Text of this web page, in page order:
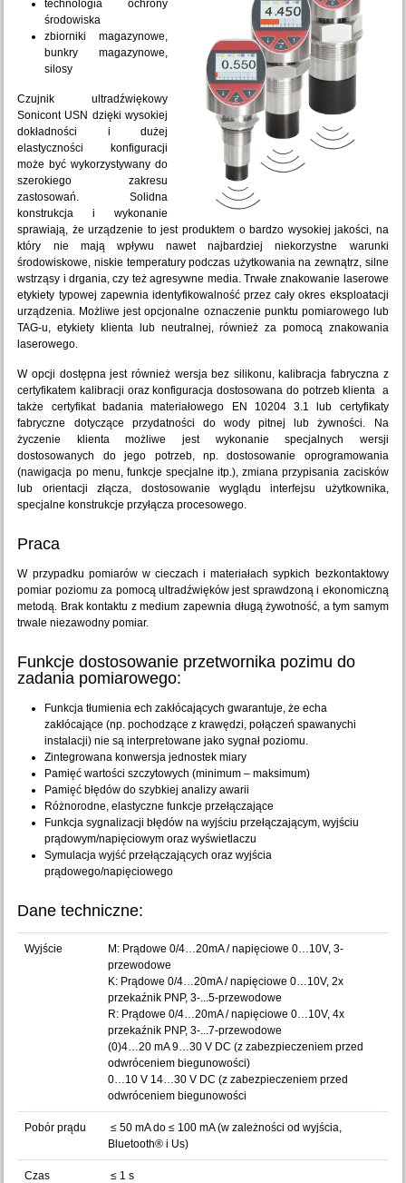
technologia ochrony
środowiska
zbiorniki magazynowe,
bunkry magazynowe,
silosy
Czujnik ultradźwiękowy
Sonicont USN dzięki wysokiej
dokładności i dużej
elastyczności konfiguracji
może być wykorzystywany do
szerokiego zakresu
zastosowań. Solidna
konstrukcja i wykonanie
sprawiają, że urządzenie to jest produktem o bardzo wysokiej jakości, na
który nie mają wpływu nawet najbardziej niekorzystne warunki
środowiskowe, niskie temperatury podczas użytkowania na zewnątrz, silne
wstrząsy i drgania, czy też agresywne media. Trwałe znakowanie laserowe
etykiety typowej zapewnia identyfikowalność przez cały okres eksploatacji
urządzenia. Możliwe jest opcjonalne oznaczenie punktu pomiarowego lub
TAG-u, etykiety klienta lub neutralnej, również za pomocą znakowania
laserowego.
W opcji dostępna jest również wersja bez silikonu, kalibracja fabryczna z
certyfikatem kalibracji oraz konfiguracja dostosowana do potrzeb klienta a
także certyfikat badania materiałowego EN 10204 3.1 lub certyfikaty
fabryczne dotyczące przydatności do wody pitnej lub żywności. Na
życzenie klienta możliwe jest wykonanie specjalnych wersji
dostosowanych do jego potrzeb, np. dostosowanie oprogramowania
(nawigacja po menu, funkcje specjalne itp.), zmiana przypisania zacisków
lub orientacji złącza, dostosowanie wyglądu interfejsu użytkownika,
specjalne konstrukcje przyłącza procesowego.
Praca
W przypadku pomiarów w cieczach i materiałach sypkich bezkontaktowy
pomiar poziomu za pomocą ultradźwięków jest sprawdzoną i ekonomiczną
metodą. Brak kontaktu z medium zapewnia długą żywotność, a tym samym
trwale niezawodny pomiar.
Funkcje dostosowanie przetwornika pozimu do
zadania pomiarowego:
Funkcja tłumienia ech zakłócających gwarantuje, że echa
zakłócające (np. pochodzące z krawędzi, połączeń spawanychi
instalacji) nie są interpretowane jako sygnał poziomu.
Zintegrowana konwersja jednostek miary
Pamięć wartości szczytowych (minimum – maksimum)
Pamięć błędów do szybkiej analizy awarii
Różnorodne, elastyczne funkcje przełączające
Funkcja sygnalizacji błędów na wyjściu przełączającym, wyjściu
prądowym/napięciowym oraz wyświetlaczu
Symulacja wyjść przełączających oraz wyjścia
prądowego/napięciowego
Dane techniczne:
Wyjście
M: Prądowe 0/4…20mA / napięciowe 0…10V, 3-
przewodowe
K: Prądowe 0/4…20mA / napięciowe 0…10V, 2x
przekaźnik PNP, 3-...5-przewodowe
R: Prądowe 0/4…20mA / napięciowe 0…10V, 4x
przekaźnik PNP, 3-...7-przewodowe
(0)4…20 mA 9…30 V DC (z zabezpieczeniem przed
odwróceniem biegunowości)
0…10 V 14…30 V DC (z zabezpieczeniem przed
odwróceniem biegunowości
Pobór prądu
≤ 50 mA do ≤ 100 mA (w zależności od wyjścia,
Bluetooth® i Us)
Czas
≤ 1 s